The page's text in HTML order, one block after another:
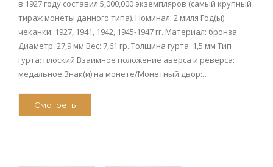
в 1927 году составил 5,000,000 экземпляров (самый крупный
тираж монеты данного типа). Номинал: 2 миля Год(ы)
чеканки: 1927, 1941, 1942, 1945-1947 гг. Материал: бронза
Диаметр: 27,9 мм Вес: 7,61 гр. Толщина гурта: 1,5 мм Тип
гурта: плоский Взаимное положение аверса и реверса:
медальное Знак(и) на монете/Монетный двор:…
Смотреть